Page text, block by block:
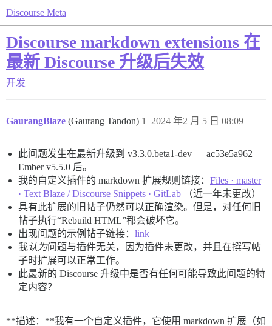
Discourse Meta
Discourse markdown extensions 在
最新 Discourse 升级后失效
开发
GaurangBlaze (Gaurang Tandon) 2024 年2 月 5 日 08:09
1
此问题发生在最新升级到 v3.3.0.beta1-dev — ac53e5a962 —
Ember v5.5.0 后。
我的自定义插件的 markdown 扩展规则链接： Files · master
· Text Blaze / Discourse Snippets · GitLab （近一年未更改）
具有此扩展的旧帖子仍然可以正确渲染。但是，对任何旧
帖子执行“Rebuild HTML”都会破坏它。
出现问题的示例帖子链接： link
我认为问题与插件无关，因为插件未更改，并且在撰写帖
子时扩展可以正常工作。
此最新的 Discourse 升级中是否有任何可能导致此问题的特
定内容？
**描述：**我有一个自定义插件，它使用 markdown 扩展（如